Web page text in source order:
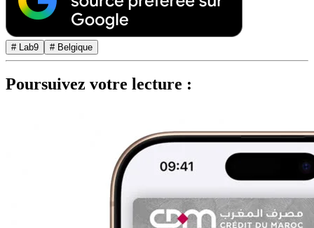
# Lab9 # Belgique
Poursuivez votre lecture :